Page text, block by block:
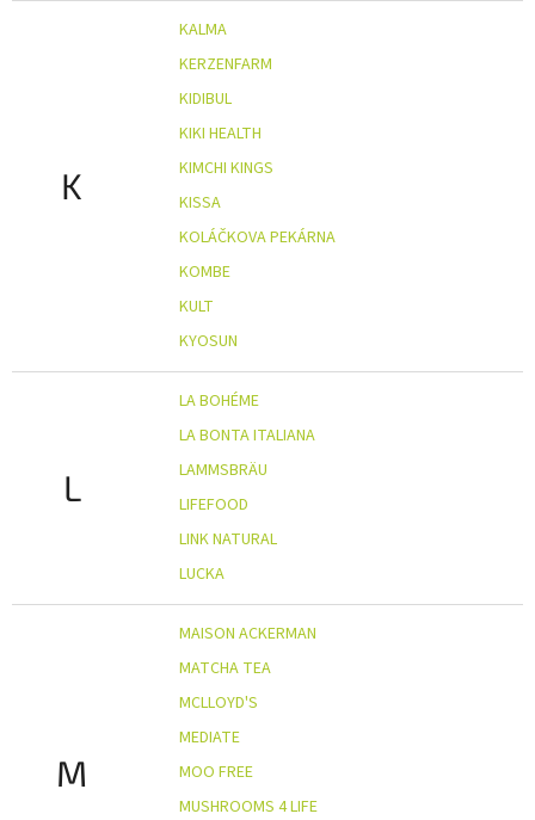
K
KALMA
KERZENFARM
KIDIBUL
KIKI HEALTH
KIMCHI KINGS
KISSA
KOLÁČKOVA PEKÁRNA
KOMBE
KULT
KYOSUN
L
LA BOHÉME
LA BONTA ITALIANA
LAMMSBRÄU
LIFEFOOD
LINK NATURAL
LUCKA
M
MAISON ACKERMAN
MATCHA TEA
MCLLOYD'S
MEDIATE
MOO FREE
MUSHROOMS 4 LIFE